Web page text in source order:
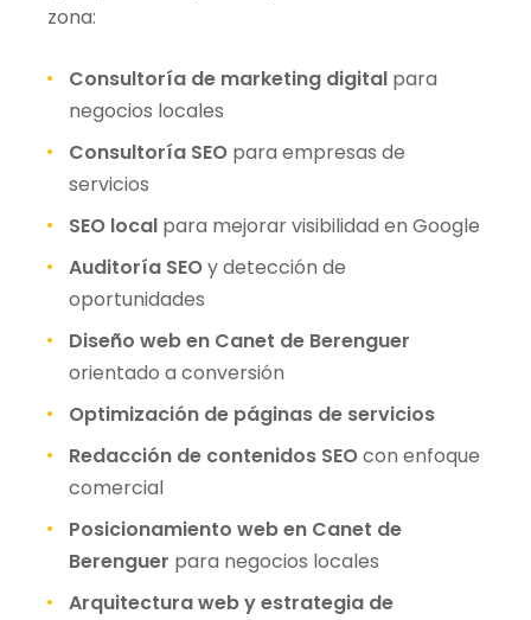
zona:
Consultoría de marketing digital para
negocios locales
Consultoría SEO para empresas de
servicios
SEO local para mejorar visibilidad en Google
Auditoría SEOy detección de
oportunidades
Diseño web en Canet de Berenguer
orientado a conversión
Optimización de páginas de servicios
Redacción de contenidos SEOcon enfoque
comercial
Posicionamiento web en Canet de
Berenguer para negocios locales
Arquitectura web y estrategia de